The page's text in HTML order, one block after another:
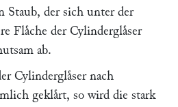
Staub, der sich unter der
Flaͤche der Cylinderglaͤser
ab.
Cylinderglaͤser nach
geklaͤrt, so wird die stark